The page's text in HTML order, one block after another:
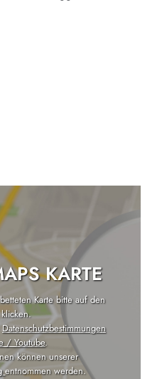
KARTE
Karte bitte auf den
Datenschutzbestimmungen
/ Youtube.
können unserer
entnommen werden.